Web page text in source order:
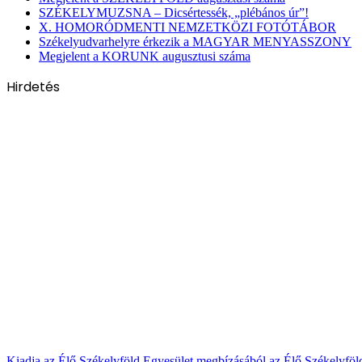
SZÉKELYMUZSNA – Dicsértessék, „plébános úr”!
X. HOMORÓDMENTI NEMZETKÖZI FOTÓTÁBOR
Székelyudvarhelyre érkezik a MAGYAR MENYASSZONY
Megjelent a KORUNK augusztusi száma
Hirdetés